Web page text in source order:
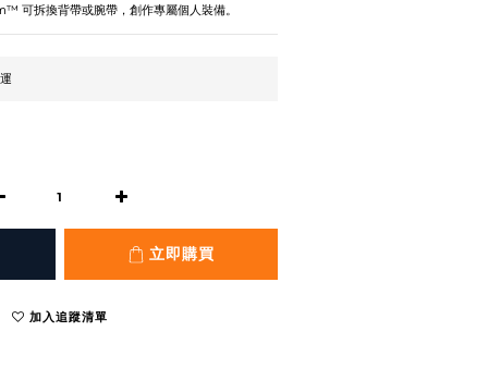
可拆換背帶或腕帶，創作專屬個人裝備。
立即購買
加入追蹤清單